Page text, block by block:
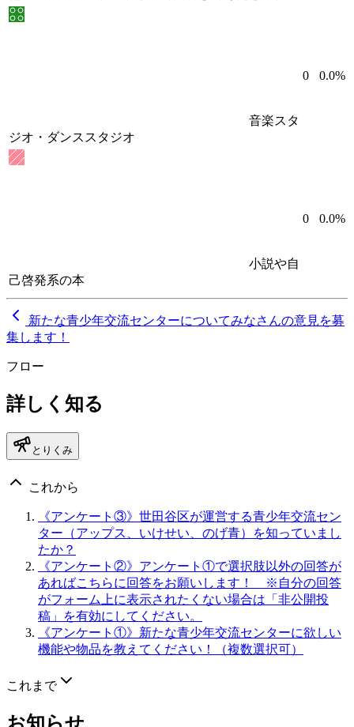
音楽スタ
ジオ・ダンススタジオ
0 0.0%
小説や自
己啓発系の本
0 0.0%
新たな青少年交流センターについてみなさんの意見を募
集します！
フロー
詳しく知る
とりくみ
これから
《アンケート③》世田谷区が運営する青少年交流セン
ター（アップス、いけせい、のげ青）を知っていまし
たか？
《アンケート②》アンケート①で選択肢以外の回答が
あればこちらに回答をお願いします！ ※自分の回答
がフォーム上に表示されたくない場合は「非公開投
稿」を有効にしてください。
《アンケート①》新たな青少年交流センターに欲しい
機能や物品を教えてください！（複数選択可）
これまで